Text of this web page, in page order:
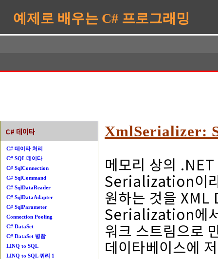
예제로 배우는 C# 프로그래밍
C# 데이타
C# 데이타 처리
C# SQL 데이타
C# SqlConnection
C# SqlCommand
C# SqlDataReader
C# SqlDataAdapter
C# SqlParameter
Connection Pooling
C# DataSet
C# DataSet 병합
LINQ to SQL
LINQ to SQL 쿼리 1
XmlSerializer:
메모리 상의
Serialization이
원하는 것을
Serialization에
워크 스트림으로
데이타베이스에